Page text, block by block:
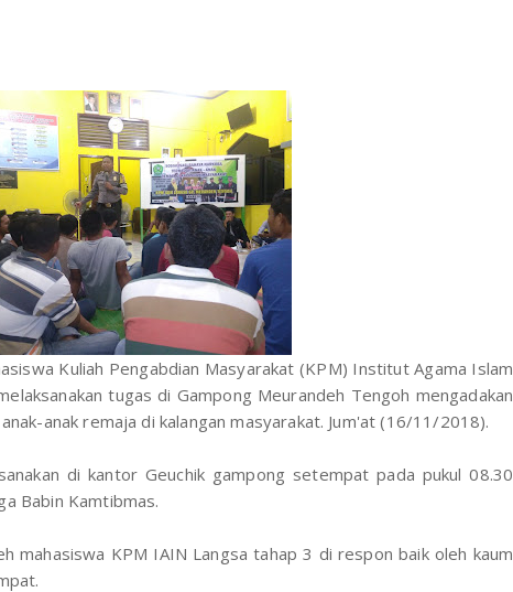
Kuliah Pengabdian Masyarakat (KPM) Institut Agama Islam
tugas di Gampong Meurandeh Tengoh mengadakan
anak remaja di kalangan masyarakat. Jum'at (16/11/2018).
di kantor Geuchik gampong setempat pada pukul 08.30
Babin Kamtibmas.
mahasiswa KPM IAIN Langsa tahap 3 di respon baik oleh kaum